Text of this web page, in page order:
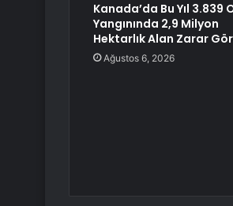
Kanada’da Bu Yıl 3.839
Yangınında 2,9 Milyon
Hektarlık Alan Zarar
Ağustos 6, 2026